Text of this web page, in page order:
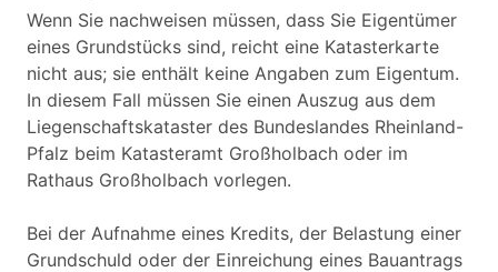
Wenn Sie nachweisen müssen, dass Sie Eigentümer
eines Grundstücks sind, reicht eine Katasterkarte
nicht aus; sie enthält keine Angaben zum Eigentum.
In diesem Fall müssen Sie einen Auszug aus dem
Liegenschaftskataster des Bundeslandes Rheinland-
Pfalz beim Katasteramt Großholbach oder im
Rathaus Großholbach vorlegen.
Bei der Aufnahme eines Kredits, der Belastung einer
Grundschuld oder der Einreichung eines Bauantrags